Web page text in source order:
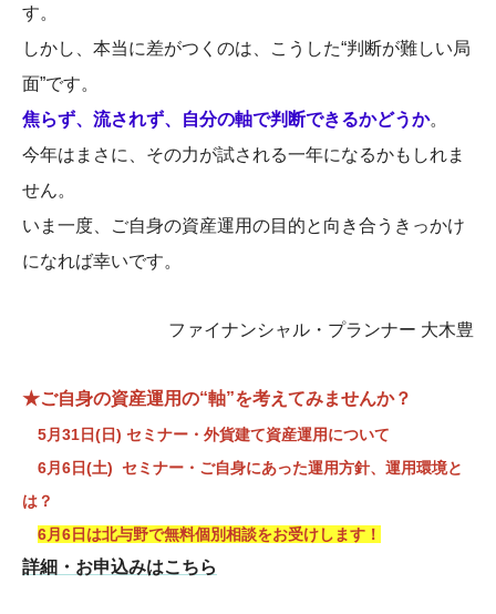
す。
しかし、本当に差がつくのは、こうした“判断が難しい局
面”です。
焦らず、流されず、自分の軸で判断できるかどうか。
今年はまさに、その力が試される一年になるかもしれま
せん。
いま一度、ご自身の資産運用の目的と向き合うきっかけ
になれば幸いです。
ファイナンシャル・プランナー 大木豊
★ご自身の資産運用の“軸”を考えてみませんか？
5月31日(日) セミナー・外貨建て資産運用について
6月6日(土) セミナー・ご自身にあった運用方針、運用環境と
は？
6月6日は北与野で無料個別相談をお受けします！
詳細・お申込みはこちら